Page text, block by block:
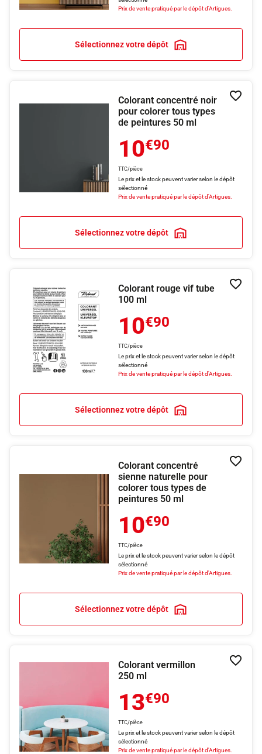
Prix de vente pratiqué par le dépôt d'Artigues.
Sélectionnez votre dépôt
Colorant concentré noir
pour colorer tous types
de peintures 50 ml
10€90
TTC/pièce
Le prix et le stock peuvent varier selon le dépôt
sélectionné
Prix de vente pratiqué par le dépôt d'Artigues.
Sélectionnez votre dépôt
Colorant rouge vif tube
100 ml
10€90
TTC/pièce
Le prix et le stock peuvent varier selon le dépôt
sélectionné
Prix de vente pratiqué par le dépôt d'Artigues.
Sélectionnez votre dépôt
Colorant concentré
sienne naturelle pour
colorer tous types de
peintures 50 ml
10€90
TTC/pièce
Le prix et le stock peuvent varier selon le dépôt
sélectionné
Prix de vente pratiqué par le dépôt d'Artigues.
Sélectionnez votre dépôt
Colorant vermillon
250 ml
13€90
TTC/pièce
Le prix et le stock peuvent varier selon le dépôt
sélectionné
Prix de vente pratiqué par le dépôt d'Artigues.